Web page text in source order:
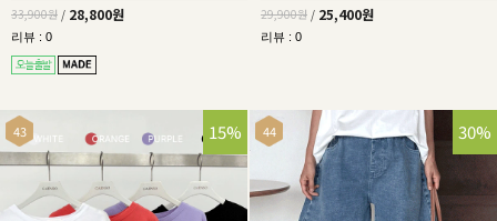
33,900원 / 28,800원
리뷰 : 0
29,900원 / 25,400원
리뷰 : 0
15% 30%